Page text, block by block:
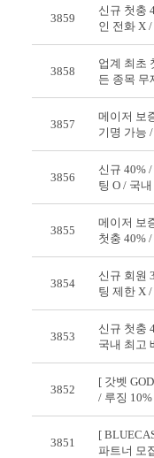
3859
신규 첫충
인 전화 X
3858
업계 최초
든 종목 무
3857
메이저 보
기명 가능
3856
신규 40%
팅 O / 국
3855
메이저 보
첫충 40%
3854
신규 회원
팅 제한 X
3853
신규 첫충
국내 최고
3852
[ 갓벳
/ 루징
3851
[
파트너 모